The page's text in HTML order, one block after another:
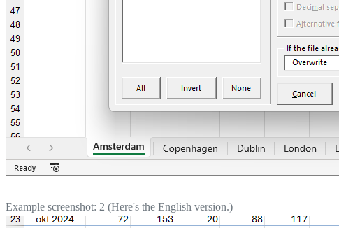
Example screenshot: 2 (Here's the English version.)